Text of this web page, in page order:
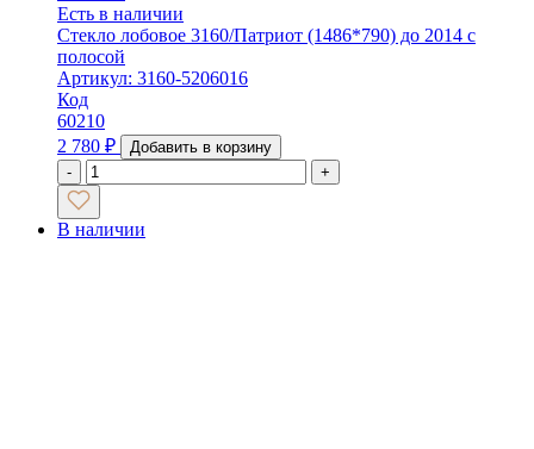
Есть в наличии
Стекло лобовое 3160/Патриот (1486*790) до 2014 с
полосой
Артикул: 3160-5206016
Код
60210
2 780 ₽
Добавить в корзину
-
+
В наличии